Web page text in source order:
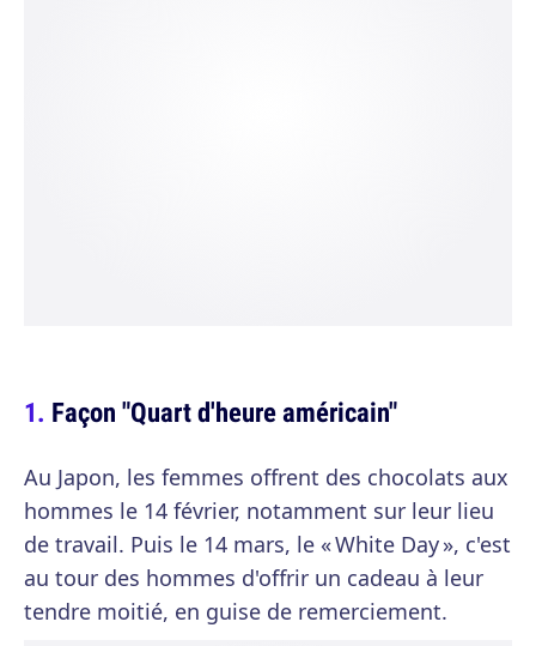
Façon "Quart d'heure américain"
Au Japon, les femmes offrent des chocolats aux
hommes le 14 février, notamment sur leur lieu
de travail. Puis le 14 mars, le « White Day », c'est
au tour des hommes d'offrir un cadeau à leur
tendre moitié, en guise de remerciement.